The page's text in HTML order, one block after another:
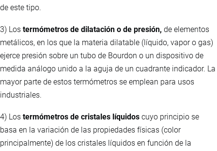
de este tipo.
3) Los termómetros de dilatación o de presión, de elementos
metálicos, en los que la materia dilatable (líquido, vapor o gas)
ejerce presión sobre un tubo de Bourdon o un dispositivo de
medida análogo unido a la aguja de un cuadrante indicador. La
mayor parte de estos termómetros se emplean para usos
industriales.
4) Los termómetros de cristales líquidos cuyo principio se
basa en la variación de las propiedades físicas (color
principalmente) de los cristales líquidos en función de la